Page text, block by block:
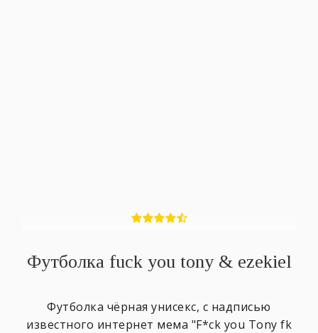
Футболка fuck you tony & ezekiel
Футболка чёрная унисекс, с надписью
известного интернет мема "F*ck you Tony fk